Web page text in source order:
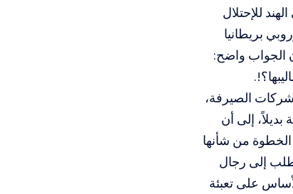
للإحتلال
بريطانيا
الجواب واضح:
الصيرفة،
إلى أن
الخطوة من شأنها
إلى رجال
على تعبئة